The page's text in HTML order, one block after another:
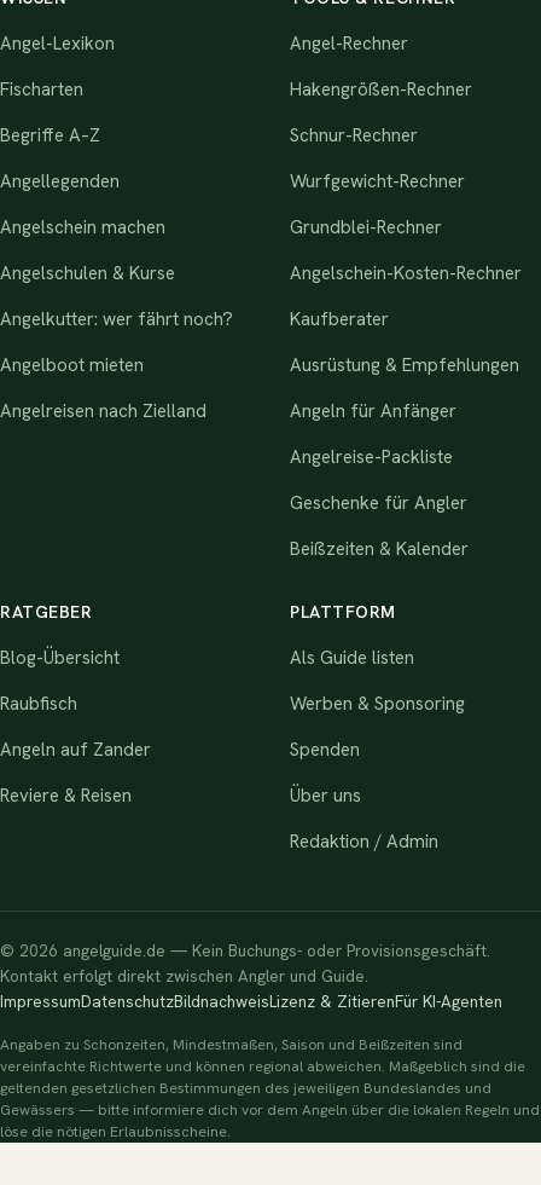
Angel-Lexikon
Fischarten
Begriffe A–Z
Angellegenden
Angelschein machen
Angelschulen & Kurse
Angelkutter: wer fährt noch?
Angelboot mieten
Angelreisen nach Zielland
Angel-Rechner
Hakengrößen-Rechner
Schnur-Rechner
Wurfgewicht-Rechner
Grundblei-Rechner
Angelschein-Kosten-Rechner
Kaufberater
Ausrüstung & Empfehlungen
Angeln für Anfänger
Angelreise-Packliste
Geschenke für Angler
Beißzeiten & Kalender
RATGEBER
Blog-Übersicht
Raubfisch
Angeln auf Zander
Reviere & Reisen
PLATTFORM
Als Guide listen
Werben & Sponsoring
Spenden
Über uns
Redaktion / Admin
© 2026 angelguide.de — Kein Buchungs- oder Provisionsgeschäft.
Kontakt erfolgt direkt zwischen Angler und Guide.
ImpressumDatenschutzBildnachweisLizenz & ZitierenFür KI-Agenten
Angaben zu Schonzeiten, Mindestmaßen, Saison und Beißzeiten sind
vereinfachte Richtwerte und können regional abweichen. Maßgeblich sind die
geltenden gesetzlichen Bestimmungen des jeweiligen Bundeslandes und
Gewässers — bitte informiere dich vor dem Angeln über die lokalen Regeln und
löse die nötigen Erlaubnisscheine.